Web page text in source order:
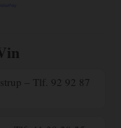
– Tlf. 92 92 87